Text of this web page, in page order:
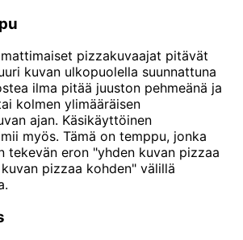
pizzakuvaajat pitävät
kuvan ulkopuolella suunnattuna
ilma pitää juuston pehmeänä ja
kolmen ylimääräisen
ajan. Käsikäyttöinen
myös. Tämä on temppu, jonka
tekevän eron "yhden kuvan pizzaa
pizzaa kohden" välillä